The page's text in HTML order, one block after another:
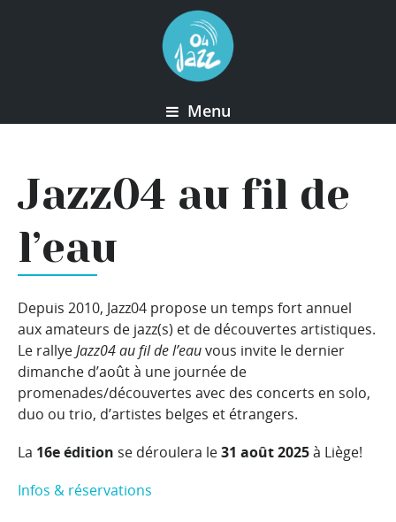
Menu
Jazz04 au fil de
l’eau
Depuis 2010, Jazz04 propose un temps fort annuel
aux amateurs de jazz(s) et de découvertes artistiques.
Le rallyeJazz04 au fil de l’eauvous invite le dernier
dimanche d’août à une journée de
promenades/découvertes avec des concerts en solo,
duo ou trio, d’artistes belges et étrangers.
La 16e édition se déroulera le31 août 2025à Liège!
Infos & réservations